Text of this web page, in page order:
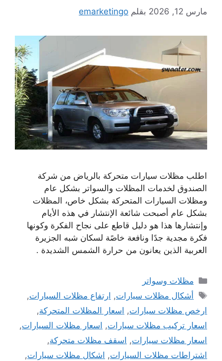
مارس 12, 2026 بقلم emarketingo
اطلب مظلات سيارات متحركة بالرياض من شركة
الصندوق لخدمات المظلات والسواتر بشكل عام
ومظلات السيارات المتحركة بشكل خاص، المظلات
بشكل عام أصبحت شائعة الإنتشار في هذه الأيام
وإنتشارها هذا هو دليل قاطع على نجاح الفكرة وكونها
فكرة مجدية جدًا ونافعة خاصًة لسكان شبه الجزيرة
العربية الذين يعانون من حرارة الشمس الشديدة .
التصنيفات
مظلات وسواتر
الوسوم
أشكال مظلات سيارات, ارتفاع مظلات السيارات,
ارخص مظلات سيارات, اسعار المظلات المتحركة,
اسعار تركيب مظلات سيارات, اسعار مظلات السيارات,
اسعار مظلات سيارات, اسقف مظلات متحركة,
اشتراطات مظلات السيارات, اشكال مظلات سيارات,